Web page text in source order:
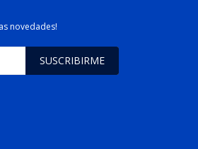
novedades!
SUSCRIBIRME